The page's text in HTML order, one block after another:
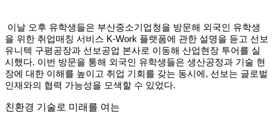
이날 오후 유학생들은 부산중소기업청을 방문해 외국인 유학생
을 위한 취업매칭 서비스 K-Work 플랫폼에 관한 설명을 듣고 선보
유니텍 구평공장과 선보공업 본사로 이동해 산업현장 투어를 실
시했다. 이번 방문을 통해 외국인 유학생들은 생산공정과 기술 현
장에 대한 이해를 높이고 취업 기회를 갖는 동시에, 선보는 글로벌
인재와의 협력 가능성을 모색할 수 있었다.​
친환경 기술로 미래를 여는